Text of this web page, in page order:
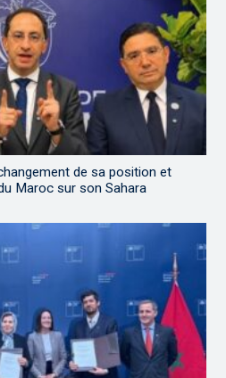
de sa position et
Maroc sur son Sahara